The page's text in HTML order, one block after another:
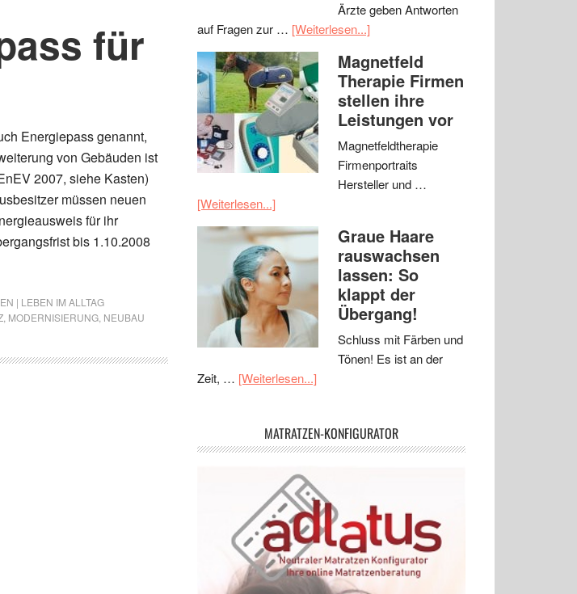
für
Energiepass genannt,
von Gebäuden ist
2007, siehe Kasten)
müssen neuen
für ihr
bis 1.10.2008
| LEBEN IM ALLTAG
MODERNISIERUNG NEUBAU
Ärzte geben Antworten
auf Fragen zur … [Weiterlesen...]
Magnetfeld
Therapie Firmen
stellen ihre
Leistungen vor
Magnetfeldtherapie
Firmenportraits
Hersteller und …
[Weiterlesen...]
Graue Haare
rauswachsen
lassen: So
klappt der
Übergang!
Schluss mit Färben und
Tönen! Es ist an der
Zeit, … [Weiterlesen...]
MATRATZEN-KONFIGURATOR